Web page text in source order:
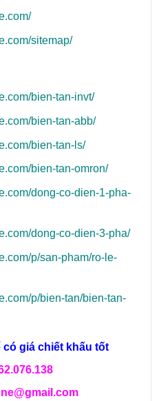
sitemap/
bien-tan-invt/
bien-tan-abb/
bien-tan-ls/
bien-tan-omron/
dong-co-dien-1-pha-
dong-co-dien-3-pha/
p/san-pham/ro-le-
p/bien-tan/bien-tan-
có giá chiết khấu tốt